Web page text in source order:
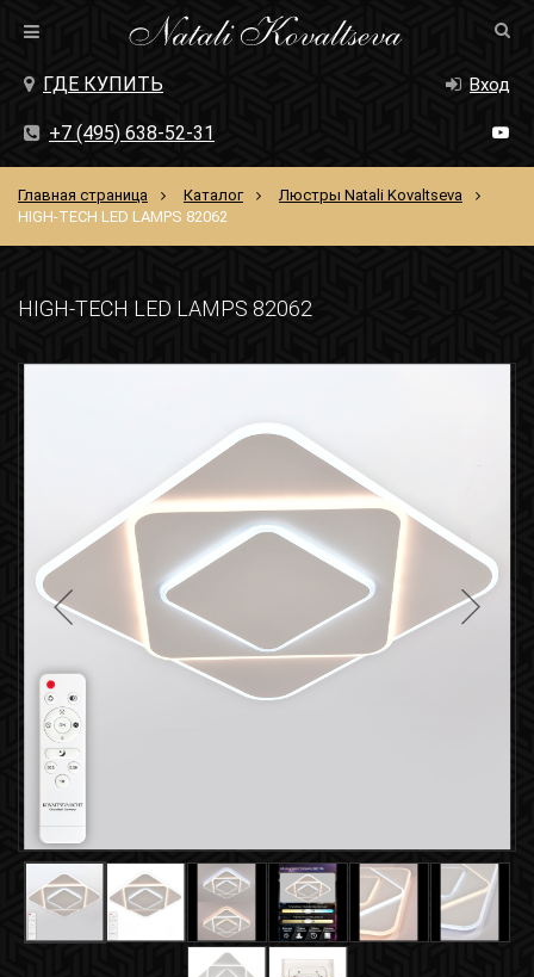
+7 (495) 638-52-31
ГДЕ КУПИТЬ Вход
Главная страница Каталог
Люстры Natali Kovaltseva
HIGH-TECH LED LAMPS 82062
HIGH-TECH LED LAMPS 82062